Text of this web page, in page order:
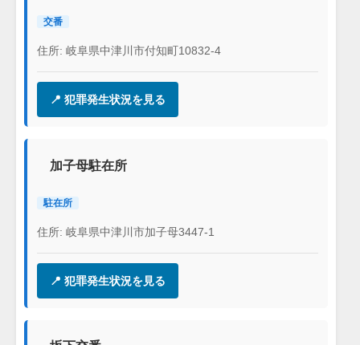
交番
住所: 岐阜県中津川市付知町10832-4
📍 犯罪発生状況を見る
加子母駐在所
駐在所
住所: 岐阜県中津川市加子母3447-1
📍 犯罪発生状況を見る